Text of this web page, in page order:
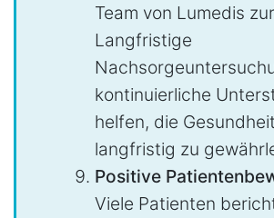
Team von Lumedis
Langfristige
kontinuierliche
helfen, die
langfristig zu
Positive
Viele Patienten